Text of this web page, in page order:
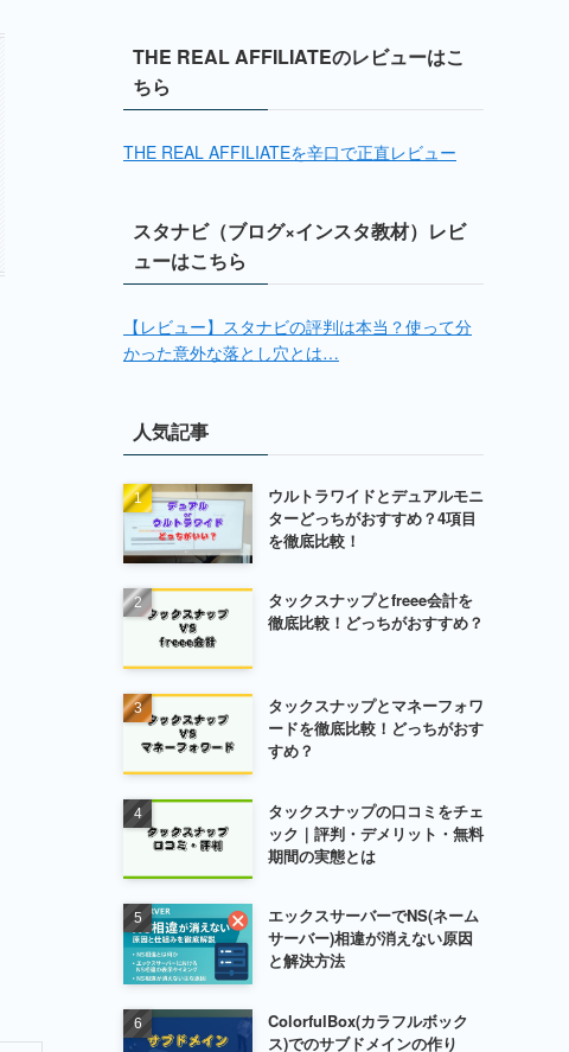
THE REAL AFFILIATEのレビューはこ
ちら
THE REAL AFFILIATEを辛口で正直レビュー
スタナビ（ブログ×インスタ教材）レビ
ューはこちら
【レビュー】スタナビの評判は本当？使って分
かった意外な落とし穴とは…
人気記事
ウルトラワイドとデュアルモニ
ターどっちがおすすめ？4項目
を徹底比較！
タックスナップとfreee会計を
徹底比較！どっちがおすすめ？
タックスナップとマネーフォワ
ードを徹底比較！どっちがおす
すめ？
タックスナップの口コミをチェ
ック｜評判・デメリット・無料
期間の実態とは
エックスサーバーでNS(ネーム
サーバー)相違が消えない原因
と解決方法
ColorfulBox(カラフルボック
ス)でのサブドメインの作り